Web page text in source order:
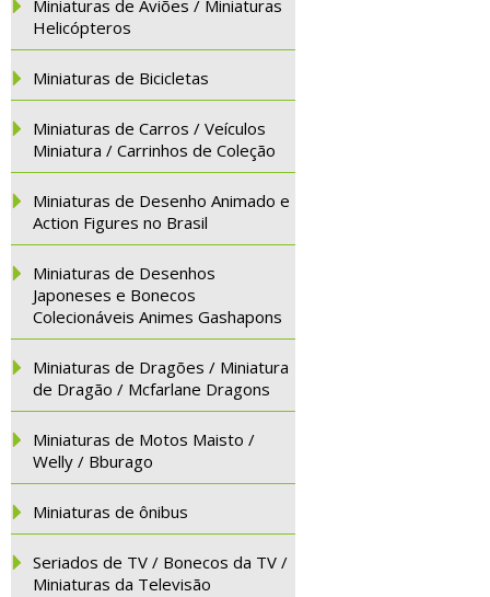
Miniaturas de Aviões / Miniaturas
Helicópteros
Miniaturas de Bicicletas
Miniaturas de Carros / Veículos
Miniatura / Carrinhos de Coleção
Miniaturas de Desenho Animado e
Action Figures no Brasil
Miniaturas de Desenhos
Japoneses e Bonecos
Colecionáveis Animes Gashapons
Miniaturas de Dragões / Miniatura
de Dragão / Mcfarlane Dragons
Miniaturas de Motos Maisto /
Welly / Bburago
Miniaturas de ônibus
Seriados de TV / Bonecos da TV /
Miniaturas da Televisão